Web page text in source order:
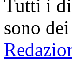
Tutti i
sono